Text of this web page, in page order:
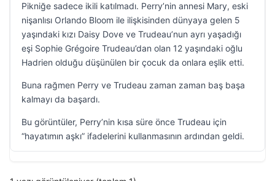
Pikniğe sadece ikili katılmadı. Perry’nin annesi Mary, eski
nişanlısı Orlando Bloom ile ilişkisinden dünyaya gelen 5
yaşındaki kızı Daisy Dove ve Trudeau’nun ayrı yaşadığı
eşi Sophie Grégoire Trudeau’dan olan 12 yaşındaki oğlu
Hadrien olduğu düşünülen bir çocuk da onlara eşlik etti.
Buna rağmen Perry ve Trudeau zaman zaman baş başa
kalmayı da başardı.
Bu görüntüler, Perry’nin kısa süre önce Trudeau için
“hayatımın aşkı” ifadelerini kullanmasının ardından geldi.